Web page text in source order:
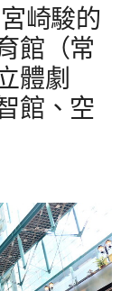
崎駿的
館（常
體劇
館、空